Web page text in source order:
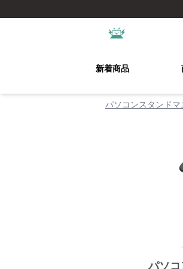
新着商品
パソコンスタンド
パソ